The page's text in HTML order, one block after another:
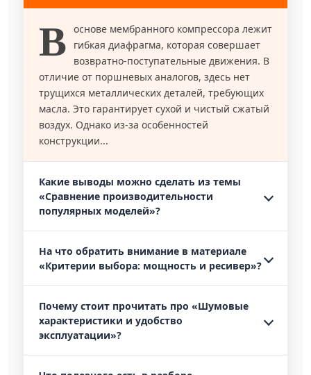
В основе мембранного компрессора лежит
гибкая диафрагма, которая совершает
возвратно-поступательные движения. В
отличие от поршневых аналогов, здесь нет
трущихся металлических деталей, требующих
масла. Это гарантирует сухой и чистый сжатый
воздух. Однако из-за особенностей
конструкции...
Какие выводы можно сделать из темы
«Сравнение производительности
популярных моделей»?
На что обратить внимание в материале
«Критерии выбора: мощность и ресивер»?
Почему стоит прочитать про «Шумовые
характеристики и удобство
эксплуатации»?